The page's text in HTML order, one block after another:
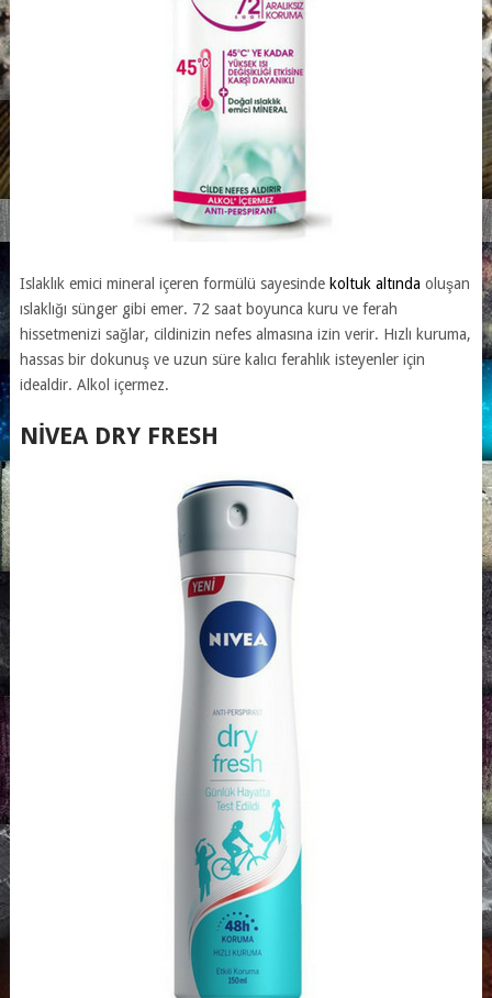
Islaklık emici mineral içeren formülü sayesinde koltuk altında oluşan
ıslaklığı sünger gibi emer. 72 saat boyunca kuru ve ferah
hissetmenizi sağlar, cildinizin nefes almasına izin verir. Hızlı kuruma,
hassas bir dokunuş ve uzun süre kalıcı ferahlık isteyenler için
idealdir. Alkol içermez.
NIVEA DRY FRESH